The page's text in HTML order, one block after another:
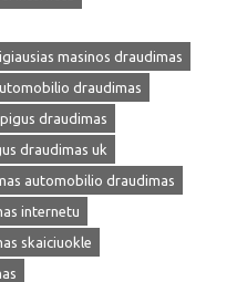
masinos draudimas
draudimas
pigus draudimas
draudimas uk
automobilio draudimas
internetu
skaiciuokle